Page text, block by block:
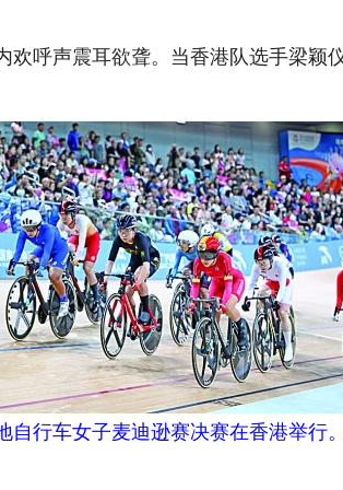
呼声震耳欲聋。当香港队选手梁颖
行车女子麦迪逊赛决赛在香港举行